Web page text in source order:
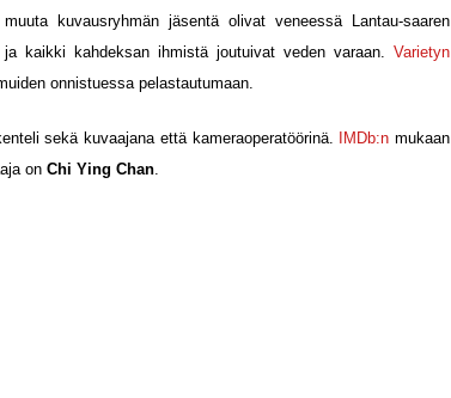
kuvausryhmän jäsentä olivat veneessä Lantau-saaren
kaikki kahdeksan ihmistä joutuivat veden varaan. Varietyn
onnistuessa pelastautumaan.
sekä kuvaajana että kameraoperatöörinä. IMDb:n mukaan
on Chi Ying Chan